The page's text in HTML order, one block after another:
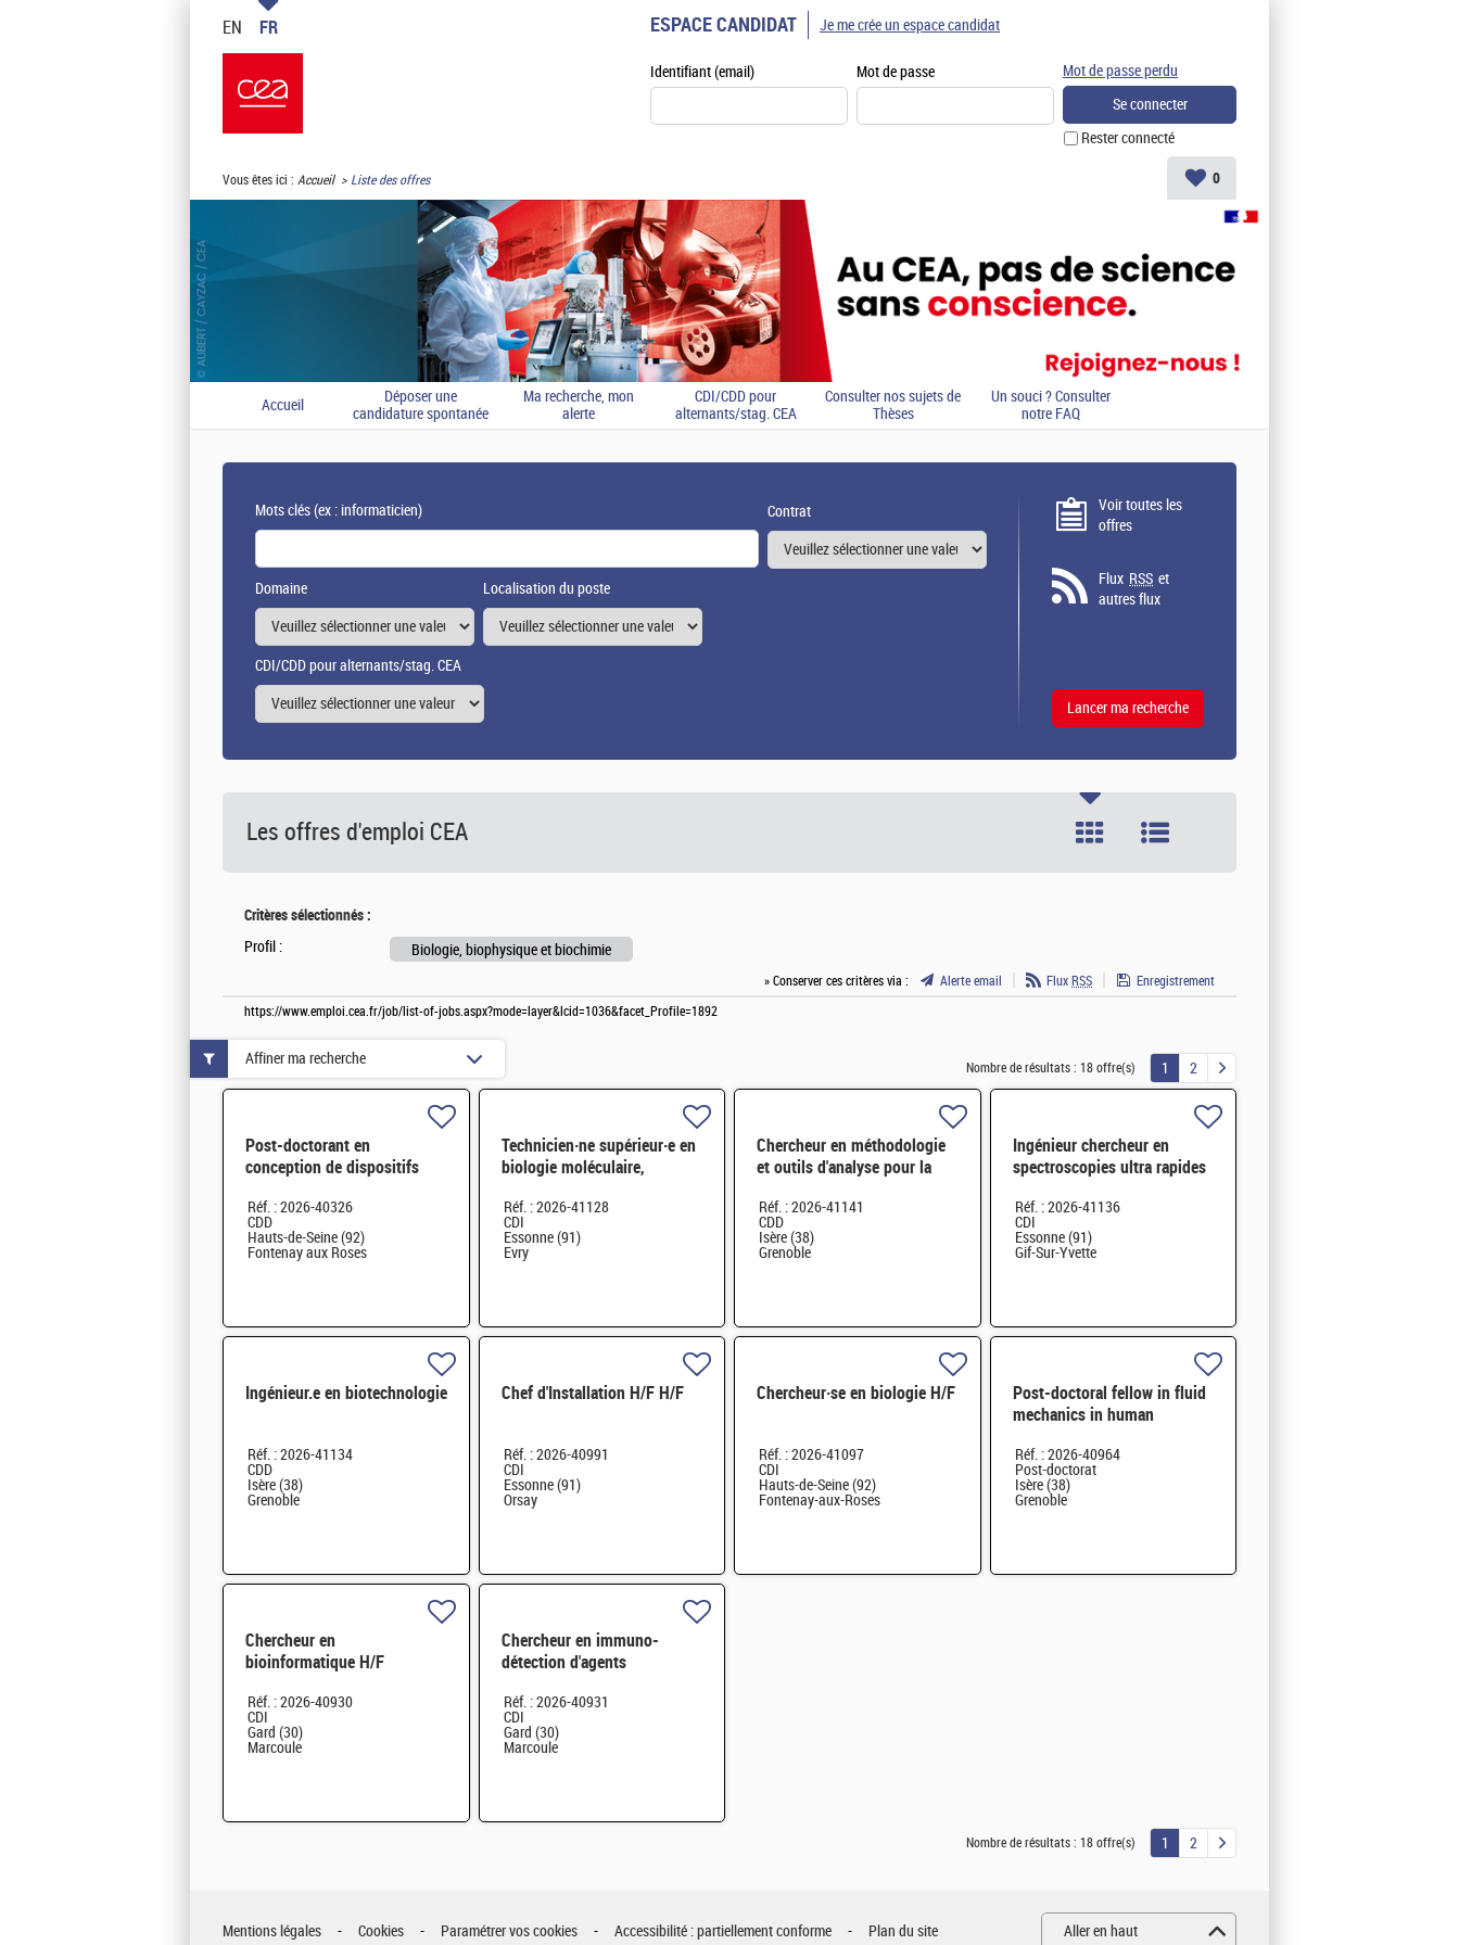
EN FR ESPACE CANDIDAT
Identifiant (email) Mot de passe
Rester connecté
Mot de passe perdu
Je me crée un espace candidat
Vous êtes ici : Accueil Liste des offres 0
Accueil
Déposer une
candidature spontanée
Ma recherche, mon
alerte
CDI/CDD pour
alternants/stag. CEA
Consulter nos sujets de
Thèses
Un souci ? Consulter
notre FAQ
Mots clés(ex : informaticien) Contrat
Domaine Localisation du poste
CDI/CDD pour alternants/stag. CEA
Voir toutes les
offres
Flux RSS et
autres flux
Les offres d'emploi CEA
Critères sélectionnés :
Profil : Biologie, biophysique et biochimie
» Conserver ces critères via : Alerte email Flux RSS
Enregistrement
https://www.emploi.cea.fr/job/list-of-jobs.aspx?mode=layer&lcid=1036&facet_Profile=1892
Nombre de résultats : 18 offre(s) 1 2
Post-doctorant en
conception de dispositifs
puces testiculaires H/F
Réf. : 2026-40326
CDD
Hauts-de-Seine (92)
Fontenay aux Roses
Technicien·ne supérieur·e en
biologie moléculaire,
Réf. : 2026-41128
CDI
Essonne (91)
Evry
Chercheur en méthodologie
et outils d'analyse pour la
H/F
Réf. : 2026-41141
CDD
Isère (38)
Grenoble
Ingénieur chercheur en
spectroscopies ultra rapides
photosynthèse H/F
Réf. : 2026-41136
CDI
Essonne (91)
Gif-Sur-Yvette
Ingénieur.e en biotechnologie
Réf. : 2026-41134
CDD
Isère (38)
Grenoble
Chef d'Installation H/F H/F
Réf. : 2026-40991
CDI
Essonne (91)
Orsay
Chercheur·se en biologie H/F
Réf. : 2026-41097
CDI
Hauts-de-Seine (92)
Fontenay-aux-Roses
Post-doctoral fellow in fluid
mechanics in human
Réf. : 2026-40964
Post-doctorat
Isère (38)
Grenoble
Chercheur en
bioinformatique H/F
Réf. : 2026-40930
CDI
Gard (30)
Marcoule
Chercheur en immuno-
détection d'agents
Réf. : 2026-40931
CDI
Gard (30)
Marcoule
Affiner ma recherche
Nombre de résultats : 18 offre(s) 1 2
Mentions légales Cookies Paramétrer vos cookies Accessibilité : partiellement conforme Plan du site Aller en haut